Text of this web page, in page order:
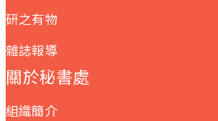
研之有物
雜誌報導
關於秘書處
組織簡介